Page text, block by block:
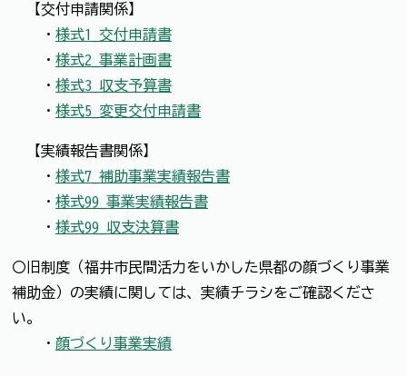
【交付申請関係】
・ 様式1_交付申請書
・ 様式2_事業計画書
・ 様式3_収支予算書
・ 様式5_変更交付申請書
【実績報告書関係】
・ 様式7_補助事業実績報告書
・ 様式99_事業実績報告書
・ 様式99_収支決算書
〇旧制度（福井市民間活力をいかした県都の顔づくり事業
補助金）の実績に関しては、実績チラシをご確認くださ
い。
・ 顔づくり事業実績